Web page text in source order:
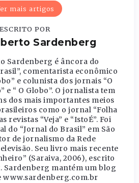
mais artigos
ESCRITO POR
Sardenberg
Sardenberg é âncora do
comentarista econômico
e colunista dos jornais “O
e “ O Globo”. O jornalista tem
dos mais importantes meios
como o jornal “Folha
revistas “Veja” e “IstoÉ”. Foi
do “Jornal do Brasil” em São
de jornalismo da Rede
Seu livro mais recente
(Saraiva, 2006), escrito
Sardenberg mantém um blog
www.sardenberg.com.br